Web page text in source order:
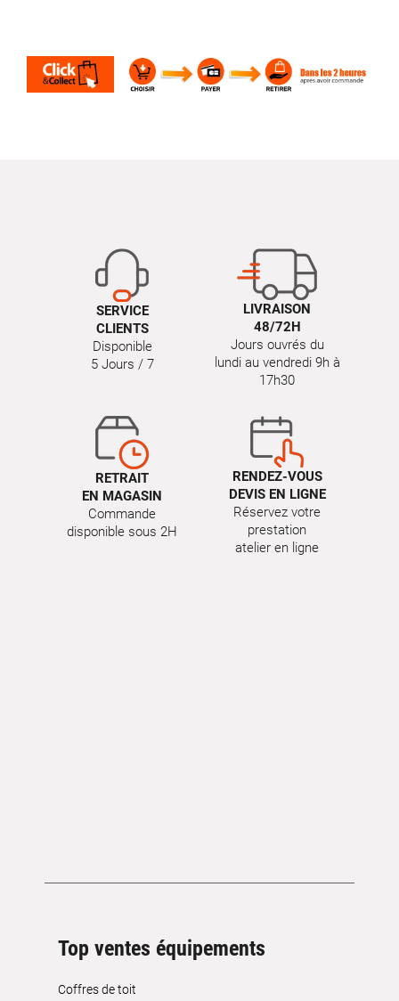
SERVICE
CLIENTS
Disponible
5 Jours / 7
LIVRAISON
48/72H
Jours ouvrés du
lundi au vendredi 9h à
17h30
RETRAIT
EN MAGASIN
Commande
disponible sous 2H
RENDEZ-VOUS
DEVIS EN LIGNE
Réservez votre
prestation
atelier en ligne
Top ventes équipements
Coffres de toit